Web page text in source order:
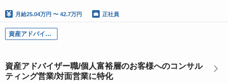
月給25.04万円 〜 42.7万円 正社員
資産アドバイザー職
資産アドバイザー職/個人富裕層のお客様へのコンサル
ティング営業/対面営業に特化